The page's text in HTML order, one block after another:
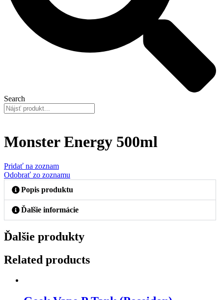
Search
Monster Energy 500ml
Pridať na zoznam
Odobrať zo zoznamu
Popis produktu
Ďalšie informácie
Ďalšie produkty
Related products